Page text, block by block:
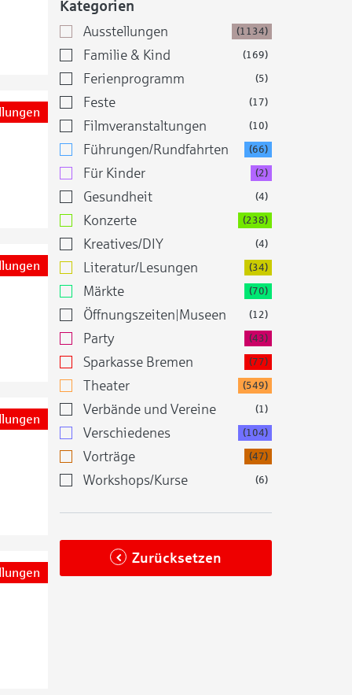
Kategorien
Ausstellungen (1134)
Familie & Kind (169)
Ferienprogramm (5)
Feste (17)
Filmveranstaltungen (10)
Führungen/Rundfahrten (66)
Für Kinder (2)
Gesundheit (4)
Konzerte (238)
Kreatives/DIY (4)
Literatur/Lesungen (34)
Märkte (70)
Öffnungszeiten|Museen (12)
Party (43)
Sparkasse Bremen (77)
Theater (549)
Verbände und Vereine (1)
Verschiedenes (104)
Vorträge (47)
Workshops/Kurse (6)
Zurücksetzen